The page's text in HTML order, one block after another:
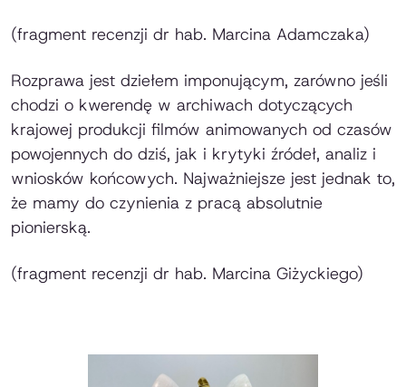
(fragment recenzji dr hab. Marcina Adamczaka)
Rozprawa jest dziełem imponującym, zarówno jeśli
chodzi o kwerendę w archiwach dotyczących
krajowej produkcji filmów animowanych od czasów
powojennych do dziś, jak i krytyki źródeł, analiz i
wniosków końcowych. Najważniejsze jest jednak to,
że mamy do czynienia z pracą absolutnie
pionierską.
(fragment recenzji dr hab. Marcina Giżyckiego)